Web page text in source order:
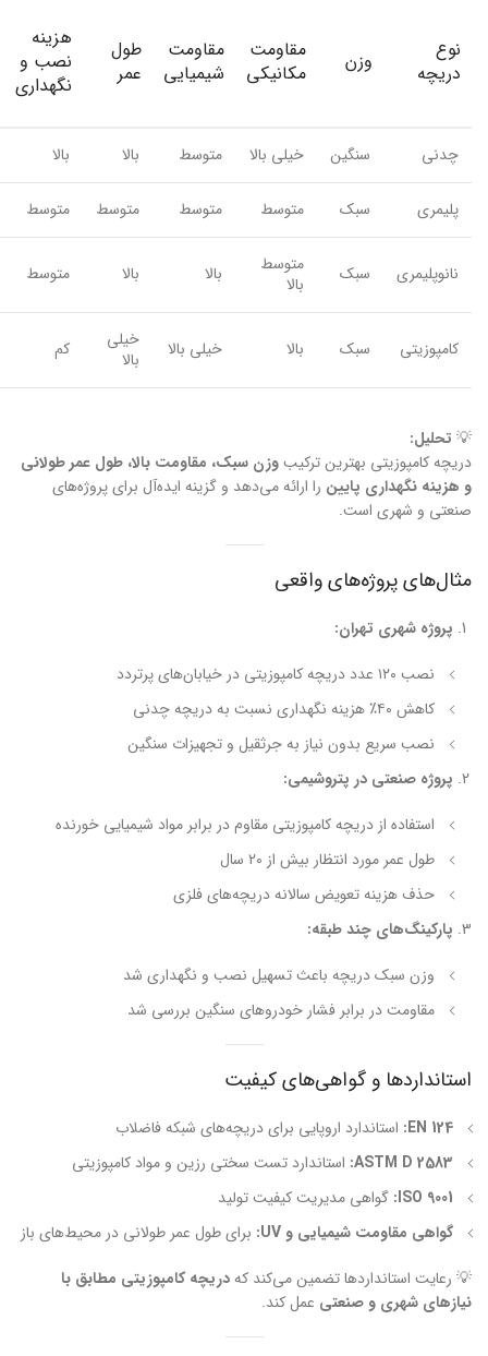
نوع
دریچه
وزن
مقاومت
مکانیکی
مقاومت
شیمیایی
طول
عمر
هزینه
نصب و
نگهداری
چدنی سنگین خیلی بالا متوسط بالا بالا
پلیمری سبک متوسط متوسط متوسط متوسط
نانوپلیمری سبک
متوسط
بالا
بالا بالا متوسط
کامپوزیتی سبک بالا خیلی بالا
خیلی
بالا
کم
💡 تحلیل:
دریچه کامپوزیتی بهترین ترکیبوزن سبک، مقاومت بالا، طول عمر طولانی
و هزینه نگهداری پایین را ارائه می‌دهد و گزینه ایده‌آل برای پروژه‌های
صنعتی و شهری است.
مثال‌های پروژه‌های واقعی
پروژه شهری تهران:
نصب ۱۲۰ عدد دریچه کامپوزیتی در خیابان‌های پرتردد
کاهش ۴۰٪ هزینه نگهداری نسبت به دریچه چدنی
نصب سریع بدون نیاز به جرثقیل و تجهیزات سنگین
پروژه صنعتی در پتروشیمی:
استفاده از دریچه کامپوزیتی مقاوم در برابر مواد شیمیایی خورنده
طول عمر مورد انتظار بیش از ۲۰ سال
حذف هزینه تعویض سالانه دریچه‌های فلزی
پارکینگ‌های چند طبقه:
وزن سبک دریچه باعث تسهیل نصب و نگهداری شد
مقاومت در برابر فشار خودروهای سنگین بررسی شد
استانداردها و گواهی‌های کیفیت
EN 124: استاندارد اروپایی برای دریچه‌های شبکه فاضلاب
ASTM D 2583: استاندارد تست سختی رزین و مواد کامپوزیتی
ISO 9001: گواهی مدیریت کیفیت تولید
گواهی مقاومت شیمیایی و UV:
برای طول عمر طولانی در محیط‌های باز
💡 رعایت استانداردها تضمین می‌کند کهدریچه کامپوزیتی مطابق با
نیازهای شهری و صنعتی عمل کند.